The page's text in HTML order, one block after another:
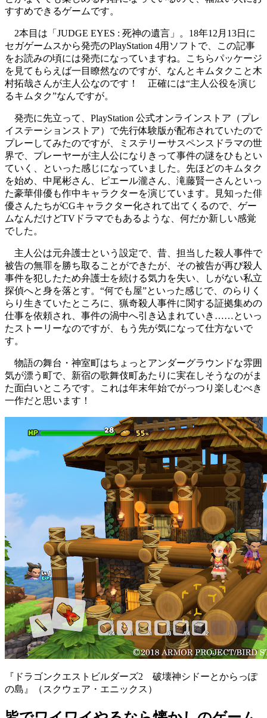
すすめできるゲームです。
2本目は「JUDGE EYES : 死神の遺言」。18年12月13日に
セガゲームスから発売のPlayStation 4用ソフトで、この記事
をお読みの頃には発売になっていますね。こちらパッケージ
を見てもらえば一目瞭然なのですが、なんとキムタクこと木
村拓哉さんが主人公なのです！ 正確には“主人公役を演じ
るキムタク”なんですが。
発売に先立って、PlayStation 公式オンラインストア（プレ
イステーションストア）で先行体験版が配布されていたので
プレーしてみたのですが、ミステリーサスペンスドラマの世
界で、プレーヤーが主人公になりきって事件の謎をひもとい
ていく、といった感じになっていました。先ほどのキムタク
を始め、中尾彬さん、ピエール瀧さん、滝藤賢一さんといっ
た豪華俳優も作中キャラクターを演じています。見知った俳
優さんたちがCGキャラクター化されて出てくるので、ゲー
ムなんだけどTVドラマでもあるような、何だか新しい感覚
でした。
主人公は元弁護士という設定で、昔、担当した殺人事件で
被告の無罪を勝ち取ることができたが、その被告が再び殺人
事件を犯したため弁護士を続ける気力を失い、しがない私立
探偵へと身を落とす。“何でも屋”といった感じで、のらりく
らり生きていたところに、猟奇殺人事件に関する証拠集めの
仕事を依頼され、事件の渦中へ引き込まれていき……といっ
たストーリーなのですが、もう先が気になって仕方ないで
す。
物語の舞台・神室町はちょっとアンダーグラウンドな雰囲
気が漂う町で、新宿の歌舞伎町あたりに実在しそうなのがま
た面白いところです。これは年末年始でがっつり楽しむべき
一作だと思います！
『ドラゴンクエストビルダーズ2 破壊神シドーとからっぽ
の島』（スクウェア・エニックス）